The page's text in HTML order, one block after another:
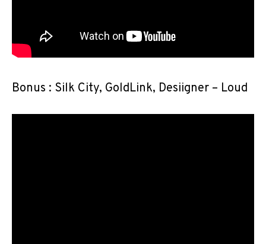
Bonus : Silk City, GoldLink, Desiigner – Loud